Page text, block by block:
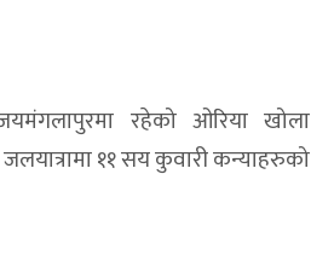
रहेको ओरिया खोला
११ सय कुवारी कन्याहरुको